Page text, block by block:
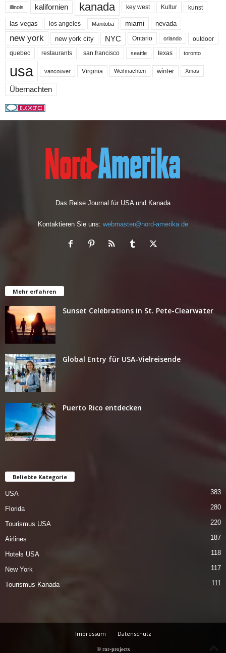
illinois kalifornien kanada key west Kultur kunst
las vegas los angeles Manitoba miami nevada
new york new york city NYC Ontario orlando outdoor
quebec restaurants san francisco seattle texas toronto
usa vancouver Virginia Weihnachten winter Xmas
Übernachten
Das Reise Journal für USA und Kanada
Kontaktieren Sie uns: webmaster@nord-amerika.de
Mehr erfahren
Sunset Celebrations in St. Pete-Clearwater
Global Entry für USA-Vielreisende
Puerto Rico entdecken
Beliebte Kategorie
USA 383
Florida 280
Tourismus USA 220
Airlines 187
Hotels USA 118
New York 117
Tourismus Kanada 111
Impressum Datenschutz
© rnr-projects